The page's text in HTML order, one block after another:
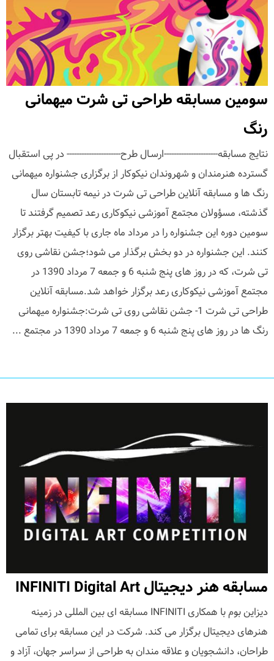
سومین مسابقه طراحی تی شرت میهمانی
رنگ
نتایج مسابقه----------------------ارسـال طرح---------------------- در پی استقبال
گسترده هنرمندان و شهروندان نیکوکار از برگزاری جشنواره میهمانی
رنگ ها و مسابقه آنلاین طراحی تی شرت در نیمه تابستان سال
گذشته، مسؤولان مجتمع آموزشی نیکوکاری رعد تصمیم گرفتند تا
سومین دوره این جشنواره را در مرداد ماه جاری با کیفیت بهتر برگزار
کنند. این جشنواره در دو بخش برگذار می شود؛جشن نقاشی روی
تی شرت، که در روز های پنج شنبه 6 و جمعه 7 مرداد 1390 در
مجتمع آموزشی نیکوکاری رعد برگزار خواهد شد.مسابقه آنلاین
طراحی تی شرت 1- جشن نقاشی روی تی شرت:جشنواره میهمانی
رنگ ها در روز های پنج شنبه 6 و جمعه 7 مرداد 1390 در مجتمع ...
مسابقه هنر دیجیتال INFINITI Digital Art
دیزاین بوم با همکاری INFINITI مسابقه ای بین المللی در زمینه
هنرهای دیجیتال برگزار می کند. شرکت در این مسابقه برای تمامی
طراحان، دانشجویان و علاقه مندان به طراحی از سراسر جهان، آزاد و